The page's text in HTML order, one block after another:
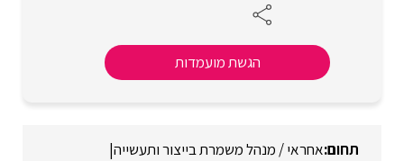
הגשת מועמדות
אחראי / מנהל משמרת בייצור ותעשייה|